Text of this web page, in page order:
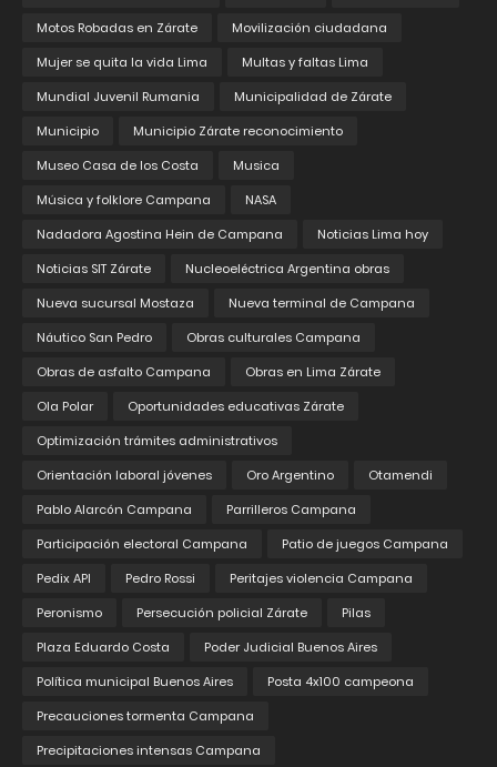
Motos Robadas en Zárate
Movilización ciudadana
Mujer se quita la vida Lima
Multas y faltas Lima
Mundial Juvenil Rumania
Municipalidad de Zárate
Municipio
Municipio Zárate reconocimiento
Museo Casa de los Costa
Musica
Música y folklore Campana
NASA
Nadadora Agostina Hein de Campana
Noticias Lima hoy
Noticias SIT Zárate
Nucleoeléctrica Argentina obras
Nueva sucursal Mostaza
Nueva terminal de Campana
Náutico San Pedro
Obras culturales Campana
Obras de asfalto Campana
Obras en Lima Zárate
Ola Polar
Oportunidades educativas Zárate
Optimización trámites administrativos
Orientación laboral jóvenes
Oro Argentino
Otamendi
Pablo Alarcón Campana
Parrilleros Campana
Participación electoral Campana
Patio de juegos Campana
Pedix API
Pedro Rossi
Peritajes violencia Campana
Peronismo
Persecución policial Zárate
Pilas
Plaza Eduardo Costa
Poder Judicial Buenos Aires
Política municipal Buenos Aires
Posta 4x100 campeona
Precauciones tormenta Campana
Precipitaciones intensas Campana